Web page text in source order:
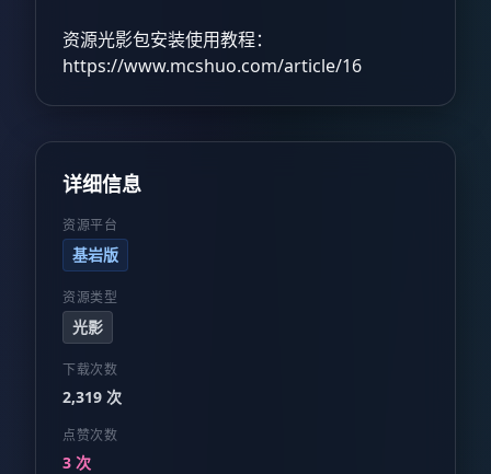
资源光影包安装使用教程：
https://www.mcshuo.com/article/16
详细信息
资源平台
基岩版
资源类型
光影
下载次数
2,319 次
点赞次数
3 次